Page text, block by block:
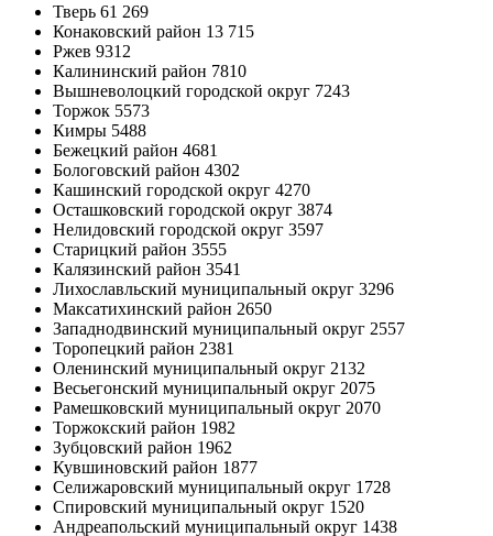
Тверь 61 269
Конаковский район 13 715
Ржев 9312
Калининский район 7810
Вышневолоцкий городской округ 7243
Торжок 5573
Кимры 5488
Бежецкий район 4681
Бологовский район 4302
Кашинский городской округ 4270
Осташковский городской округ 3874
Нелидовский городской округ 3597
Старицкий район 3555
Калязинский район 3541
Лихославльский муниципальный округ 3296
Максатихинский район 2650
Западнодвинский муниципальный округ 2557
Торопецкий район 2381
Оленинский муниципальный округ 2132
Весьегонский муниципальный округ 2075
Рамешковский муниципальный округ 2070
Торжокский район 1982
Зубцовский район 1962
Кувшиновский район 1877
Селижаровский муниципальный округ 1728
Спировский муниципальный округ 1520
Андреапольский муниципальный округ 1438